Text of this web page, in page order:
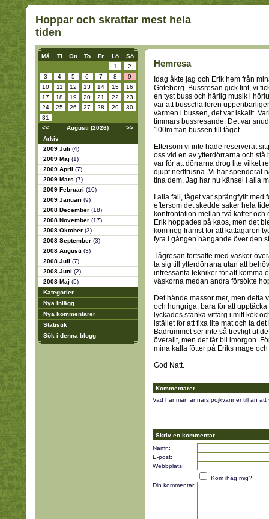
Hoppar och skrattar mest hela
tiden
Må Ti On To Fr Lö
Sö
1
2
3
4 5 6 7 8
9
10
11 12 13 14 15
16
17
18 19 20 21 22
23
24
25 26 27 28 29
30
31
<<
Augusti (2026)
>>
Arkiv
2009 Juli (4)
2009 Maj (1)
2009 April (7)
2009 Mars (7)
2009 Februari (10)
2009 Januari (9)
2008 December (18)
2008 November (17)
2008 Oktober (3)
2008 September (3)
2008 Augusti (3)
2008 Juli (7)
2008 Juni (2)
2008 Maj (5)
Kategorier
Nya inlägg
Nya kommentarer
Statistik
Sök i denna blogg
Hemresa
Idag åkte jag och Erik hem från
Göteborg. Bussresan gick fint, vi
en tyst buss och härlig musik i
var att busschaffören
värmen i bussen, det var iskallt.
timmars bussresande. Det var
100m från bussen till tåget.
Eftersom vi inte hade reserverat
oss vid en av ytterdörrarna och
var för att dörrarna drog lite vilket
djupt nedfrusna. Vi har spenderat
tina dem. Jag har nu känsel i alla
I alla fall, tåget var sprängfyllt
eftersom det skedde saker hela
konfrontation mellan två katter
Erik hoppades på kaos, men det
kom nog främst för att kattägaren
fyra i gången hängande över den
Tågresan fortsatte med väskor
ta sig till ytterdörrana utan att
intressanta tekniker för att komma
väskorna medan andra försökte
Det hände massor mer, men detta
och hungriga, bara för att
lyckades stänka vitfärg i mitt kök
istället för att fixa lite mat och ta
Badrummet ser inte så trevligt ut
överallt, men det får bli imorgon.
mina kalla fötter på Eriks mage
God Natt.
Kommentarer
Vad har man annars pojkvänner till än
Skriv en kommentar
Namn:
E-post:
Webbplats:
Kom ihåg mig?
Din kommentar: